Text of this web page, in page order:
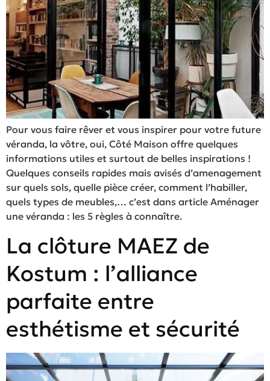
Pour vous faire rêver et vous inspirer pour votre future
véranda, la vôtre, oui, Côté Maison offre quelques
informations utiles et surtout de belles inspirations !
Quelques conseils rapides mais avisés d’amenagement
sur quels sols, quelle pièce créer, comment l’habiller,
quels types de meubles,… c’est dans article Aménager
une véranda : les 5 règles à connaître.
La clôture MAEZ de
Kostum : l’alliance
parfaite entre
esthétisme et sécurité